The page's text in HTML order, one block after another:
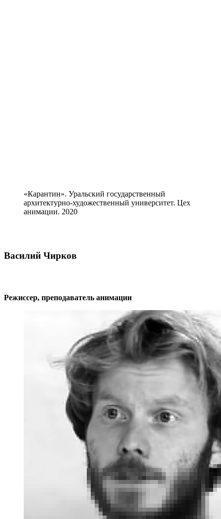
«Карантин». Уральский государственный
архитектурно-художественный университет. Цех
анимации. 2020
Василий Чирков
Режиссер, преподаватель анимации